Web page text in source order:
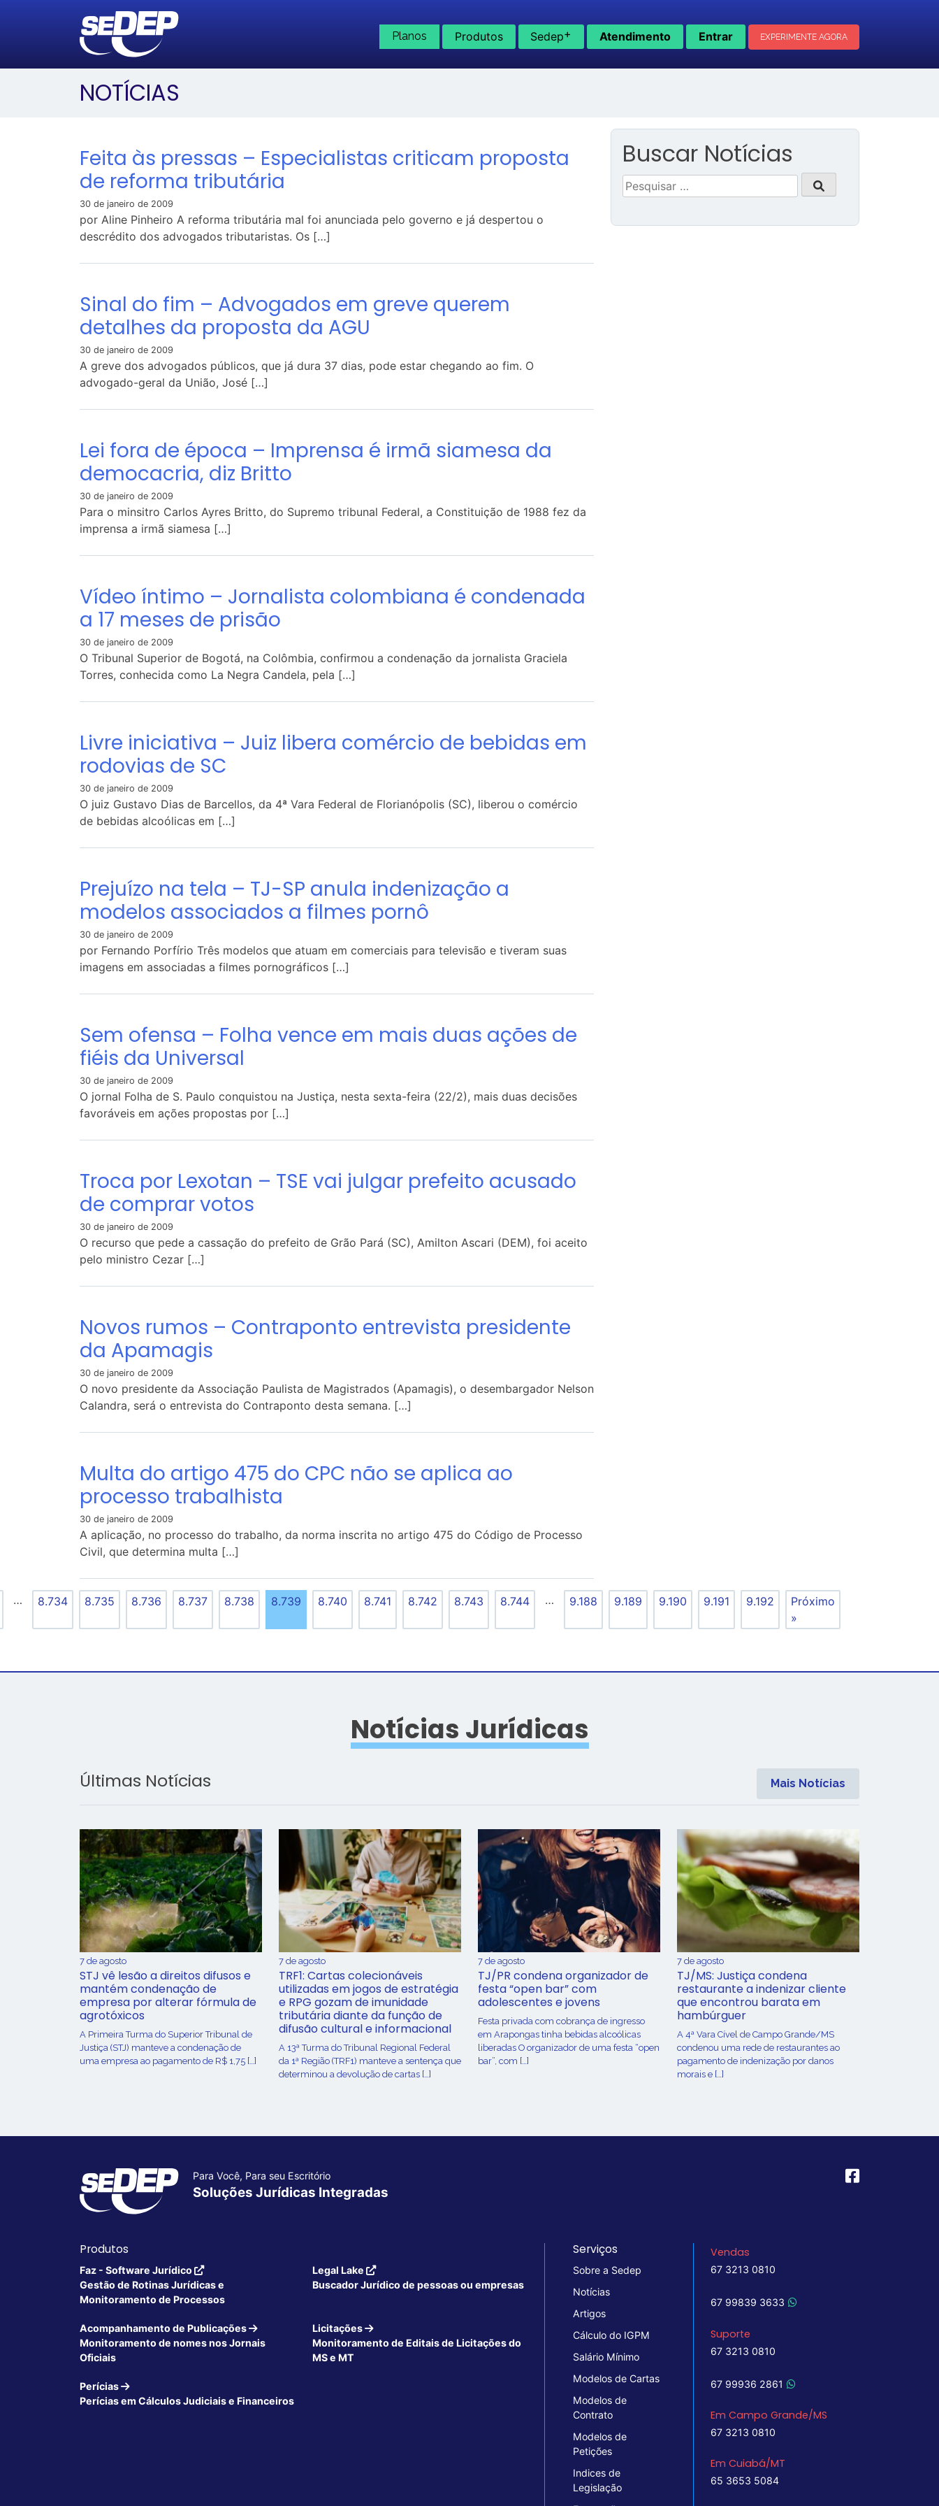
Planos Produtos Sedep+ Atendimento Entrar EXPERIMENTE AGORA
NOTÍCIAS
Feita às pressas – Especialistas criticam proposta
de reforma tributária
30 de janeiro de 2009
por Aline Pinheiro A reforma tributária mal foi anunciada pelo governo e já despertou o
descrédito dos advogados tributaristas. Os […]
Sinal do fim – Advogados em greve querem
detalhes da proposta da AGU
30 de janeiro de 2009
A greve dos advogados públicos, que já dura 37 dias, pode estar chegando ao fim. O
advogado-geral da União, José […]
Lei fora de época – Imprensa é irmã siamesa da
democacria, diz Britto
30 de janeiro de 2009
Para o minsitro Carlos Ayres Britto, do Supremo tribunal Federal, a Constituição de 1988 fez da
imprensa a irmã siamesa […]
Vídeo íntimo – Jornalista colombiana é condenada
a 17 meses de prisão
30 de janeiro de 2009
O Tribunal Superior de Bogotá, na Colômbia, confirmou a condenação da jornalista Graciela
Torres, conhecida como La Negra Candela, pela […]
Livre iniciativa – Juiz libera comércio de bebidas em
rodovias de SC
30 de janeiro de 2009
O juiz Gustavo Dias de Barcellos, da 4ª Vara Federal de Florianópolis (SC), liberou o comércio
de bebidas alcoólicas em […]
Prejuízo na tela – TJ-SP anula indenização a
modelos associados a filmes pornô
30 de janeiro de 2009
por Fernando Porfírio Três modelos que atuam em comerciais para televisão e tiveram suas
imagens em associadas a filmes pornográficos […]
Sem ofensa – Folha vence em mais duas ações de
fiéis da Universal
30 de janeiro de 2009
O jornal Folha de S. Paulo conquistou na Justiça, nesta sexta-feira (22/2), mais duas decisões
favoráveis em ações propostas por […]
Troca por Lexotan – TSE vai julgar prefeito acusado
de comprar votos
30 de janeiro de 2009
O recurso que pede a cassação do prefeito de Grão Pará (SC), Amilton Ascari (DEM), foi aceito
pelo ministro Cezar […]
Novos rumos – Contraponto entrevista presidente
da Apamagis
30 de janeiro de 2009
O novo presidente da Associação Paulista de Magistrados (Apamagis), o desembargador Nelson
Calandra, será o entrevista do Contraponto desta semana. […]
Multa do artigo 475 do CPC não se aplica ao
processo trabalhista
30 de janeiro de 2009
A aplicação, no processo do trabalho, da norma inscrita no artigo 475 do Código de Processo
Civil, que determina multa […]
… 8.734 8.735 8.736 8.737 8.738 8.739 8.740 8.741 8.742 8.743 8.744 … 9.188 9.189 9.190 9.191 9.192
Próximo
»
Buscar Notícias
Pesquisar
por:
Notícias Jurídicas
Últimas Notícias Mais Notícias
7 de agosto
STJ vê lesão a direitos difusos e
mantém condenação de
empresa por alterar fórmula de
agrotóxicos
​A Primeira Turma do Superior Tribunal de
Justiça (STJ) manteve a condenação de
uma empresa ao pagamento de R$ 1,75 […]
7 de agosto
TRF1: Cartas colecionáveis
utilizadas em jogos de estratégia
e RPG gozam de imunidade
tributária diante da função de
difusão cultural e informacional
A 13ª Turma do Tribunal Regional Federal
da 1ª Região (TRF1) manteve a sentença que
determinou a devolução de cartas […]
7 de agosto
TJ/PR condena organizador de
festa “open bar” com
adolescentes e jovens
Festa privada com cobrança de ingresso
em Arapongas tinha bebidas alcoólicas
liberadas O organizador de uma festa “open
bar”, com […]
7 de agosto
TJ/MS: Justiça condena
restaurante a indenizar cliente
que encontrou barata em
hambúrguer
A 4ª Vara Cível de Campo Grande/MS
condenou uma rede de restaurantes ao
pagamento de indenização por danos
morais e […]
Para Você, Para seu Escritório
Soluções Jurídicas Integradas
Produtos
Faz - Software Jurídico
Gestão de Rotinas Jurídicas e
Monitoramento de Processos
Legal Lake
Buscador Jurídico de pessoas ou empresas
Acompanhamento de Publicações
Monitoramento de nomes nos Jornais
Oficiais
Licitações
Monitoramento de Editais de Licitações do
MS e MT
Perícias
Perícias em Cálculos Judiciais e Financeiros
Serviços
Sobre a Sedep
Notícias
Artigos
Cálculo do IGPM
Salário Mínimo
Modelos de Cartas
Modelos de
Contrato
Modelos de
Petições
Indices de
Legislação
Vendas
67 3213 0810
67 99839 3633
Suporte
67 3213 0810
67 99936 2861
Em Campo Grande/MS
67 3213 0810
Em Cuiabá/MT
65 3653 5084